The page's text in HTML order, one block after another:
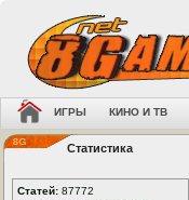
ИГРЫ КИНО И ТВ
Статистика
Статей: 87772